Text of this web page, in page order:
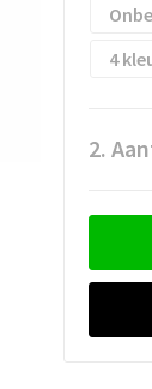
4
2.